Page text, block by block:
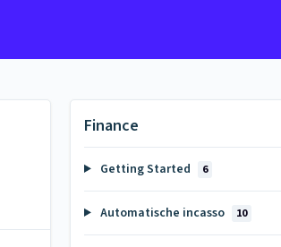
Finance
Getting Started 6
Automatische incasso 10